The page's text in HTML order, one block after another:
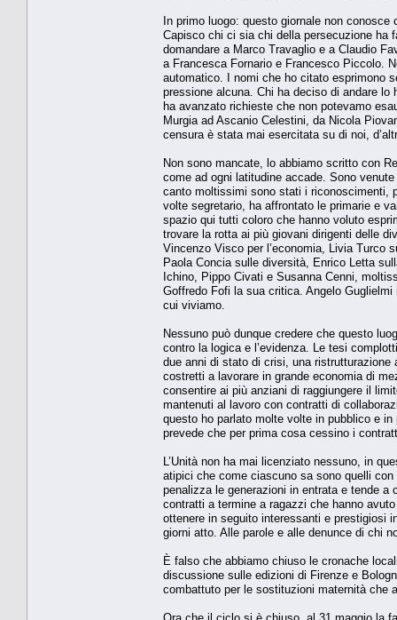
In primo luogo: questo giornale non
Capisco chi ci sia chi della persecuzione ha
domandare a Marco Travaglio e a Claudio
a Francesca Fornario e Francesco Piccolo.
automatico. I nomi che ho citato esprimono
pressione alcuna. Chi ha deciso di andare
ha avanzato richieste che non potevamo
Murgia ad Ascanio Celestini, da Nicola
censura è stata mai esercitata su di noi,
Non sono mancate, lo abbiamo scritto con
come ad ogni latitudine accade. Sono
canto moltissimi sono stati i riconoscimenti,
volte segretario, ha affrontato le primarie e
spazio qui tutti coloro che hanno voluto
trovare la rotta ai più giovani dirigenti delle
Vincenzo Visco per l’economia, Livia Turco
Paola Concia sulle diversità, Enrico Letta
Ichino, Pippo Civati e Susanna Cenni,
Goffredo Fofi la sua critica. Angelo
cui viviamo.
Nessuno può dunque credere che questo
contro la logica e l’evidenza. Le tesi
due anni di stato di crisi, una ristrutturazione
costretti a lavorare in grande economia di
consentire ai più anziani di raggiungere il
mantenuti al lavoro con contratti di
questo ho parlato molte volte in pubblico e
prevede che per prima cosa cessino i
L’Unità non ha mai licenziato nessuno, in
atipici che come ciascuno sa sono quelli
penalizza le generazioni in entrata e tende a
contratti a termine a ragazzi che hanno
ottenere in seguito interessanti e prestigiosi
giorni atto. Alle parole e alle denunce di chi
È falso che abbiamo chiuso le cronache
discussione sulle edizioni di Firenze e
combattuto per le sostituzioni maternità che